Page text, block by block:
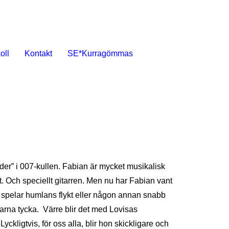
Kontakt SE*Kurragömmas
i 007-kullen. Fabian är mycket musikalisk
Och speciellt gitarren. Men nu har Fabian vant
humlans flykt eller någon annan snabb
tycka. Värre blir det med Lovisas
för oss alla, blir hon skickligare och